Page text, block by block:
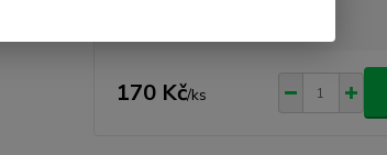
170 Kč/ks